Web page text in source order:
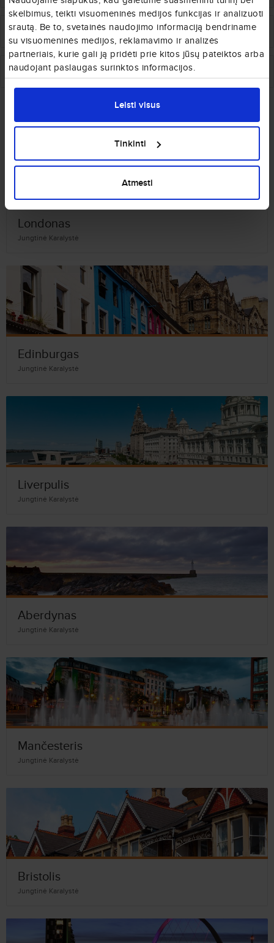
skelbimus, teikti visuomeninės medijos funkcijas ir analizuoti
srautą. Be to, svetainės naudojimo informaciją bendriname
su visuomeninės medijos, reklamavimo ir analizės
partneriais, kurie gali ją pridėti prie kitos jūsų pateiktos arba
naudojant paslaugas surinktos informacijos.
Leisti visus
Tinkinti
Atmesti
Triestas Birmingamas nuo € 306
Reikjavikas Birmingamas
Kiti Jungtinė Karalystės miestai, kurie Jums
gali patikti
Londonas
Jungtinė Karalystė
Edinburgas
Jungtinė Karalystė
Liverpulis
Jungtinė Karalystė
Aberdynas
Jungtinė Karalystė
Mančesteris
Jungtinė Karalystė
Bristolis
Jungtinė Karalystė